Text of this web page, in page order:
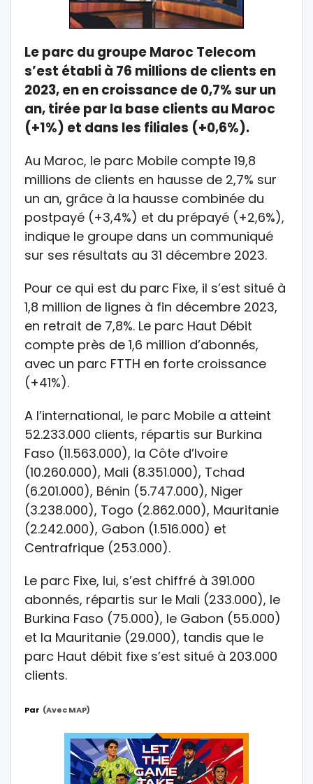
Le parc du groupe Maroc Telecom
s’est établi à 76 millions de clients en
2023, en en croissance de 0,7% sur un
an, tirée par la base clients au Maroc
(+1%) et dans les filiales (+0,6%).
Au Maroc, le parc Mobile compte 19,8
millions de clients en hausse de 2,7% sur
un an, grâce à la hausse combinée du
postpayé (+3,4%) et du prépayé (+2,6%),
indique le groupe dans un communiqué
sur ses résultats au 31 décembre 2023.
Pour ce qui est du parc Fixe, il s’est situé à
1,8 million de lignes à fin décembre 2023,
en retrait de 7,8%. Le parc Haut Débit
compte près de 1,6 million d’abonnés,
avec un parc FTTH en forte croissance
(+41%).
A l’international, le parc Mobile a atteint
52.233.000 clients, répartis sur Burkina
Faso (11.563.000), la Côte d’Ivoire
(10.260.000), Mali (8.351.000), Tchad
(6.201.000), Bénin (5.747.000), Niger
(3.238.000), Togo (2.862.000), Mauritanie
(2.242.000), Gabon (1.516.000) et
Centrafrique (253.000).
Le parc Fixe, lui, s’est chiffré à 391.000
abonnés, répartis sur le Mali (233.000), le
Burkina Faso (75.000), le Gabon (55.000)
et la Mauritanie (29.000), tandis que le
parc Haut débit fixe s’est situé à 203.000
clients.
Par (avec MAP)